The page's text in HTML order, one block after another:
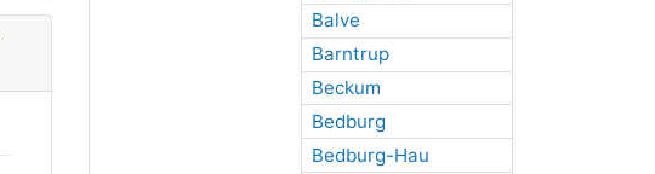
Balve
Barntrup
Beckum
Bedburg
Bedburg-Hau